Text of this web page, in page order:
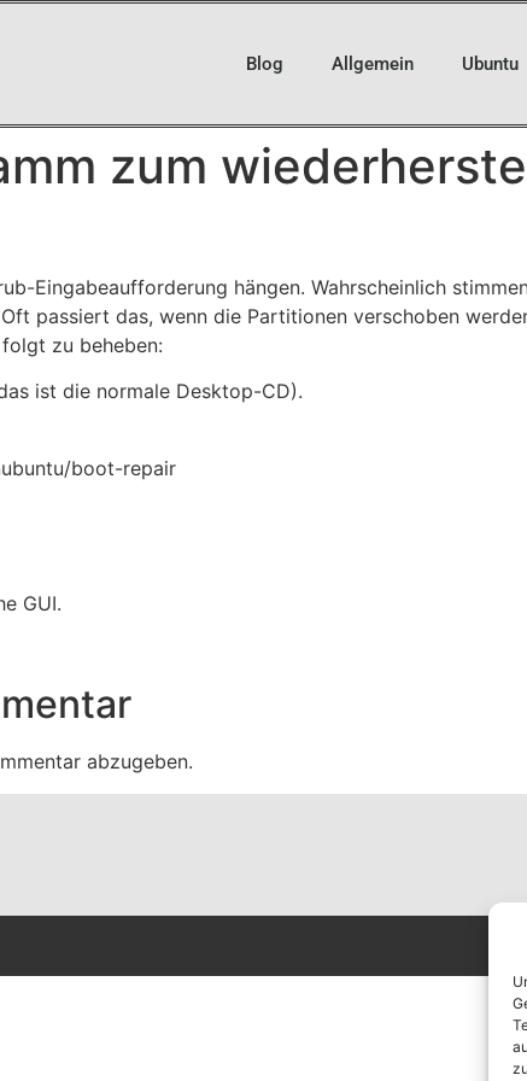
Blog Allgemein Ubuntu
zum
Eingabeaufforderung hängen. Wahrscheinlich
passiert das, wenn die Partitionen verschoben
zu beheben:
ist die normale Desktop-CD).
boot-repair
GUI.
abzugeben.